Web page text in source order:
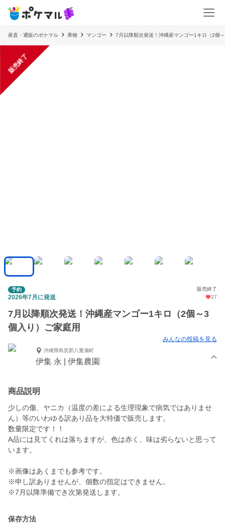
産直・通販のポケマル 果物 マンゴー 7月以降順次発送！沖縄産マンゴー1キロ（2個
販売終了
予約 販売終了
2026年7月に発送 27
7月以降順次発送！沖縄産マンゴー1キロ（2個～3
個入り）ご家庭用
みんなの投稿を見る
沖縄県島尻郡八重瀬町
伊集 永 | 伊集農園
商品説明
少しの傷、ヤニカ（温度の差による生理現象で病気ではありませ
ん）等のいわゆる訳あり品を大特価で販売します。
数量限定です！！
A品には見てくれは落ちますが、色は赤く、味は劣らないと思って
います。
※画像はあくまでも参考です。
※申し訳ありませんが、個数の指定はできません。
※7月以降準備でき次第発送します。
保存方法